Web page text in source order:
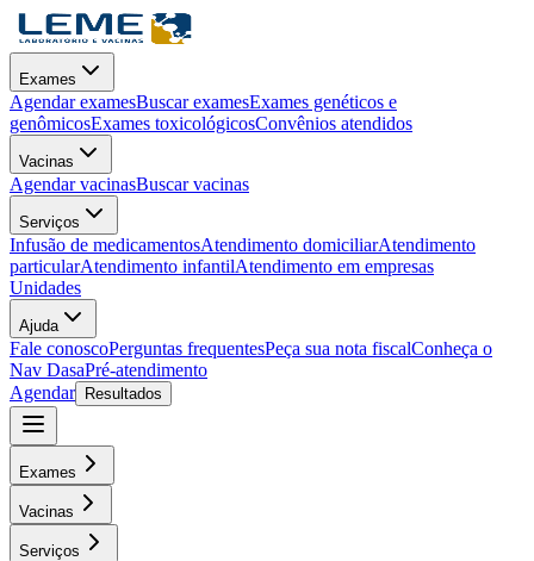
Exames
Agendar examesBuscar examesExames genéticos e
genômicosExames toxicológicosConvênios atendidos
Vacinas
Agendar vacinasBuscar vacinas
Serviços
Infusão de medicamentosAtendimento domiciliarAtendimento
particularAtendimento infantilAtendimento em empresas
Unidades
Ajuda
Fale conoscoPerguntas frequentesPeça sua nota fiscalConheça o
Nav DasaPré-atendimento
Agendar
Resultados
Exames
Vacinas
Serviços